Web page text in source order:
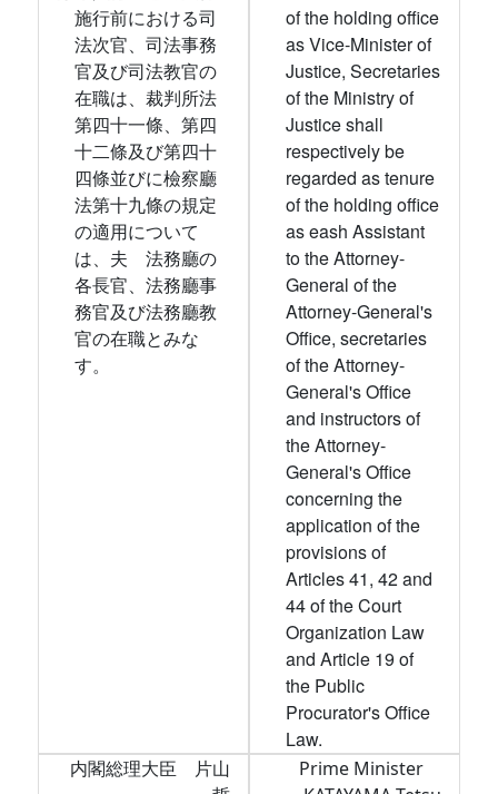
施行前における司
法次官、司法事務
官及び司法教官の
在職は、裁判所法
第四十一條、第四
十二條及び第四十
四條並びに檢察廳
法第十九條の規定
の適用について
は、夫ゝ法務廳の
各長官、法務廳事
務官及び法務廳教
官の在職とみな
す。
of the holding office
as Vice-Minister of
Justice, Secretaries
of the Ministry of
Justice shall
respectively be
regarded as tenure
of the holding office
as eash Assistant
to the Attorney-
General of the
Attorney-General's
Office, secretaries
of the Attorney-
General's Office
and instructors of
the Attorney-
General's Office
concerning the
application of the
provisions of
Articles 41, 42 and
44 of the Court
Organization Law
and Article 19 of
the Public
Procurator's Office
Law.
内閣総理大臣 片山
Prime Minister